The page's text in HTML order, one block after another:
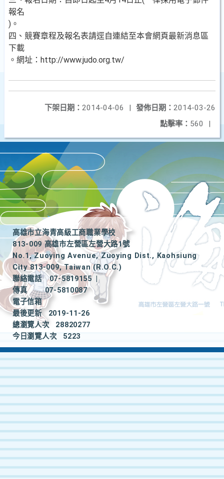
報名
)。
四、競賽章程及報名表請逕自連結至本會網頁最新消息區
下載
。網址：http://www.judo.org.tw/
發佈日期： 2014-03-26
下架日期： 2014-04-06
|
點擊率： 560 |
高雄市立海青高級工商職業學校
813-009 高雄市左營區左營大路1號
No.1, Zuoying Avenue, Zuoying Dist., Kaohsiung
City 813-009, Taiwan (R.O.C.)
聯絡電話
07-5819155
|
傳真
07-5810087
電子信箱
最後更新
2019-11-26
總瀏覽人次
28820277
今日瀏覽人次
5223